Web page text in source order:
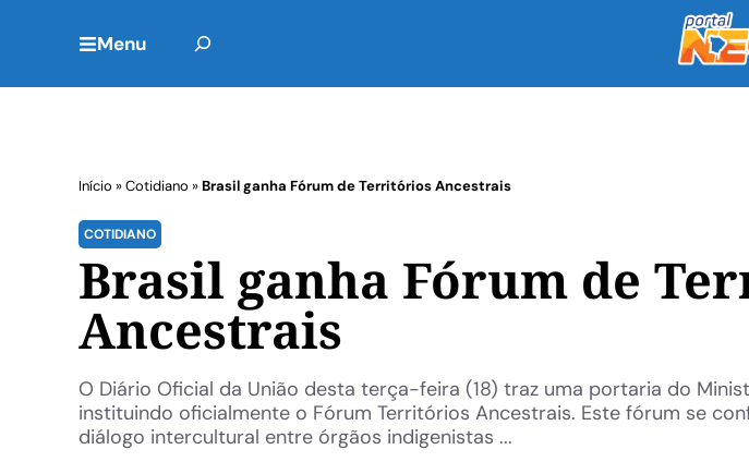
Menu
Início »Cotidiano »Brasil ganha Fórum de Territórios Ancestrais
COTIDIANO
Brasil ganha Fórum de
Ancestrais
O Diário Oficial da União desta terça-feira (18) traz uma portaria do
instituindo oficialmente o Fórum Territórios Ancestrais. Este fórum se
diálogo intercultural entre órgãos indigenistas ...